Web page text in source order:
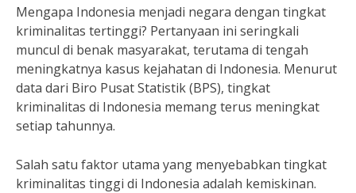
Mengapa Indonesia menjadi negara dengan tingkat
kriminalitas tertinggi? Pertanyaan ini seringkali
muncul di benak masyarakat, terutama di tengah
meningkatnya kasus kejahatan di Indonesia. Menurut
data dari Biro Pusat Statistik (BPS), tingkat
kriminalitas di Indonesia memang terus meningkat
setiap tahunnya.
Salah satu faktor utama yang menyebabkan tingkat
kriminalitas tinggi di Indonesia adalah kemiskinan.